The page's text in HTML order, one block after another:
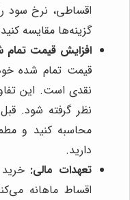
اقساطی، نرخ سود
گزینه‌ها مقایسه
افزایش قیمت تمام
قیمت تمام شده
نقدی است. این
نظر گرفته شود.
محاسبه کنید و
دارید.
تعهدات مالی:
اقساط ماهانه